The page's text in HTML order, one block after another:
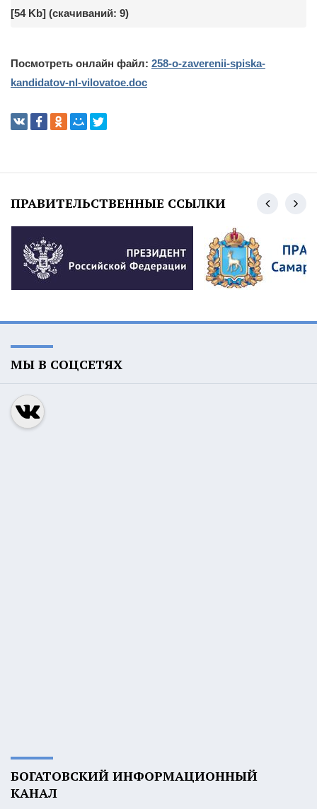
[54 Kb] (cкачиваний: 9)
Посмотреть онлайн файл: 258-o-zaverenii-spiska-
kandidatov-nl-vilovatoe.doc
ПРАВИТЕЛЬСТВЕННЫЕ ССЫЛКИ
МЫ В СОЦСЕТЯХ
БОГАТОВСКИЙ ИНФОРМАЦИОННЫЙ
КАНАЛ